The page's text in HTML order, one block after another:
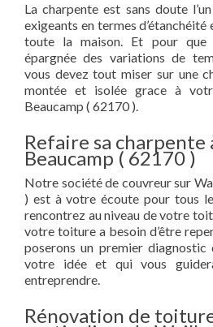
La charpente est sans doute
exigeants en termes d’étanchéité
toute la maison. Et pour
épargnée des variations de
vous devez tout miser sur une
montée et isolée grace à
Beaucamp ( 62170 ).
Refaire sa charpente
Beaucamp ( 62170 )
Notre société de couvreur sur
) est à votre écoute pour tous
rencontrez au niveau de votre
votre toiture a besoin d’être
poserons un premier
votre idée et qui vous
entreprendre.
Rénovation de